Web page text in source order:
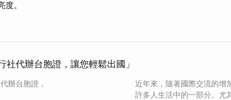
。
社代辦台胞證，讓您輕鬆出國」
辦台胞證，
近年來，隨著國際交流的增
許多人生活中的一部分。尤